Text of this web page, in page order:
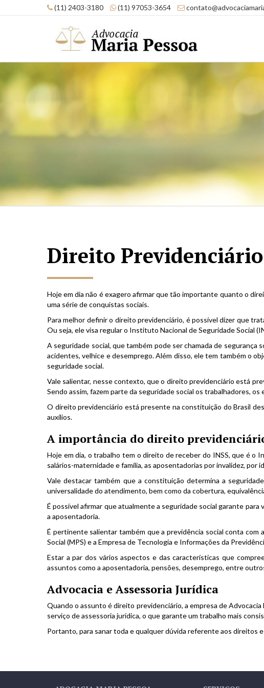
(11) 2403-3180 (11) 97053-3654
Direito Previdenciário
Hoje em dia não é exagero afirmar que tão importante quanto o
uma série de conquistas sociais.
Para melhor definir o direito previdenciário, é possível dizer que
Ou seja, ele visa regular o Instituto Nacional de Seguridade Social
A seguridade social, que também pode ser chamada de segurança
acidentes, velhice e desemprego. Além disso, ele tem também o
seguridade social.
Vale salientar, nesse contexto, que o direito previdenciário está
Sendo assim, fazem parte da seguridade social os trabalhadores,
O direito previdenciário está presente na constituição do Brasil
auxílios.
A importância do direito
Hoje em dia, o trabalho tem o direito de receber do INSS, que é o
salários-maternidade e família, as aposentadorias por invalidez, por
Vale destacar também que a constituição determina a
universalidade do atendimento, bem como da cobertura,
É possível afirmar que atualmente a seguridade social garante
a aposentadoria.
É pertinente salientar também que a previdência social conta com
Social (MPS) e a Empresa de Tecnologia e Informações da
Estar a par dos vários aspectos e das características que
assuntos como a aposentadoria, pensões, desemprego, entre
Advocacia e Assessoria Jurídica
Quando o assunto é direito previdenciário, a empresa de
serviço de assessoria jurídica, o que garante um trabalho mais
Portanto, para sanar toda e qualquer dúvida referente aos direitos